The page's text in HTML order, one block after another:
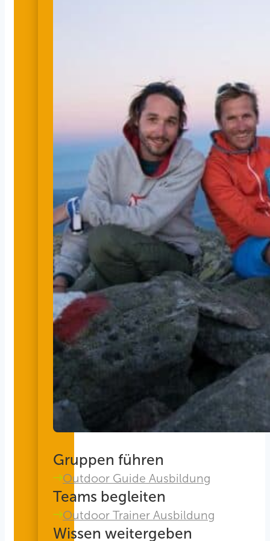
Gruppen führen
Outdoor Guide Ausbildung
Teams begleiten
Outdoor Trainer Ausbildung
Wissen weitergeben